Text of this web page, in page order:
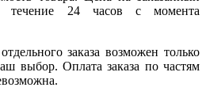
течение 24 часов с момента
заказа возможен только
выбор. Оплата заказа по частям